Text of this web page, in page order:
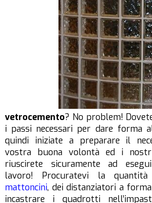
vetrocemento? No problem!
i passi necessari per dare forma
quindi iniziate a preparare il
vostra buona volontà ed i
riuscirete sicuramente ad
lavoro! Procuratevi la quantità
mattoncini, dei distanziatori a
incastrare i quadrotti